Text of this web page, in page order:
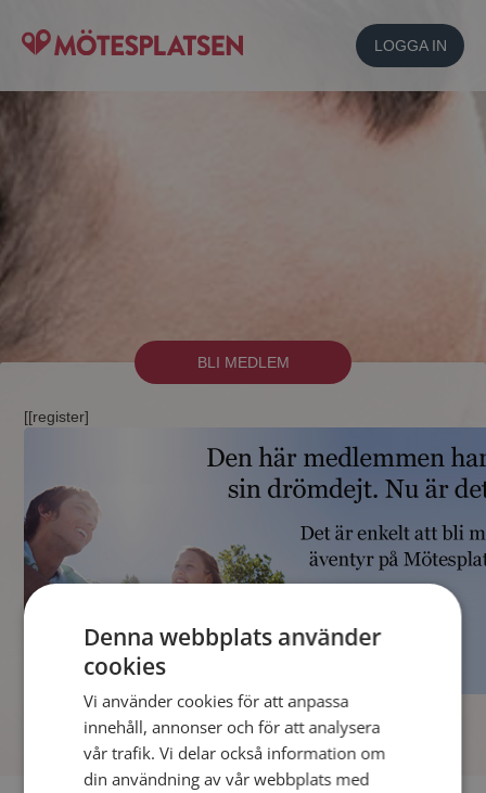
LOGGA IN
BLI MEDLEM
[[register]
Denna webbplats använder
cookies
Vi använder cookies för att anpassa
innehåll, annonser och för att analysera
vår trafik. Vi delar också information om
din användning av vår webbplats med